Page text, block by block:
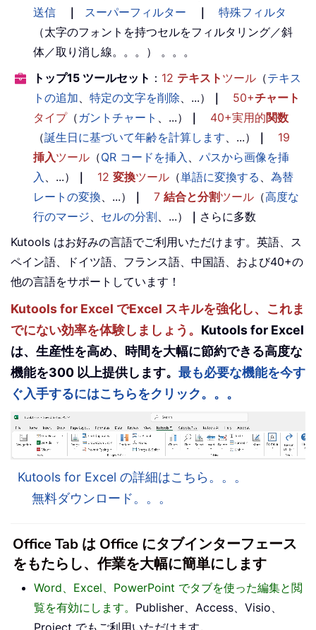
送信
｜ スーパーフィルター ｜
特殊フィルタ
（太字のフォントを持つセルをフィルタリング／斜
体／取り消し線。。。） 。。。
トップ15 ツールセット ： 12 テキスト ツール （テキス
トの追加
特定の文字を削除 、...） ｜ 50+チャート
タイプ（ ガントチャート 、...） ｜ 40+実用的関数
（誕生日に基づいて年齢を計算します 、...） ｜
19
挿入ツール （QR コードを挿入
パスから画像を挿
入
、...） ｜ 12 変換ツール （単語に変換する
為替
レートの変換 、...） ｜ 7 結合と分割ツール （高度な
行のマージ
セルの分割 、...） ｜ さらに多数
Kutools はお好みの言語でご利用いただけます。英語、ス
ペイン語、ドイツ語、フランス語、中国語、および40+の
他の言語をサポートしています！
Kutools for Excel でExcel スキルを強化し、これま
でにない効率を体験しましょう。 Kutools for Excel
は、生産性を高め、時間を大幅に節約できる高度な
機能を300 以上提供します。 最も必要な機能を今す
ぐ入手するにはこちらをクリック。。。
Kutools for Excel の詳細はこちら。。。
無料ダウンロード。。。
Office Tab は Office にタブインターフェース
をもたらし、作業を大幅に簡単にします
Word、Excel、PowerPoint でタブを使った編集と閲
覧を有効にします。 Publisher、Access、Visio、
Project でもご利用いただけます。